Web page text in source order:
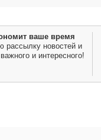
ваше время
рассылку новостей и
и интересного!